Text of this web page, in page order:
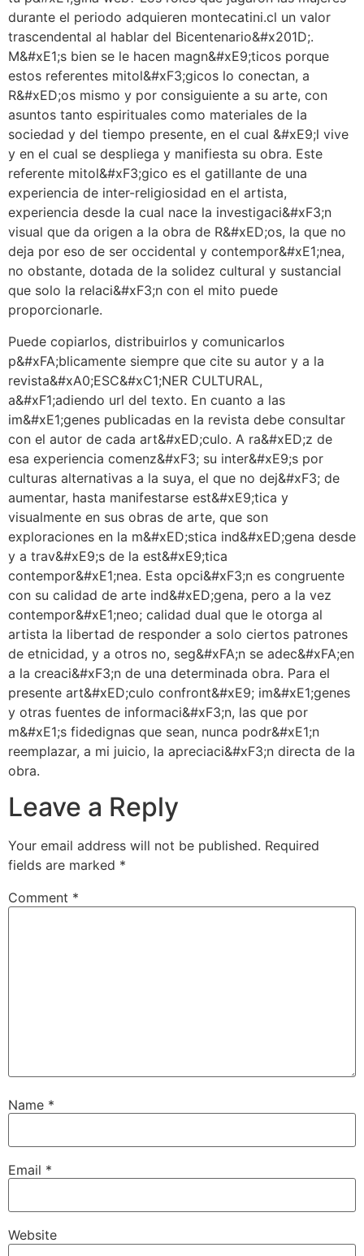
durante el periodo adquieren montecatini.cl un valor
trascendental al hablar del Bicentenario&#x201D;.
M&#xE1;s bien se le hacen magn&#xE9;ticos porque
estos referentes mitol&#xF3;gicos lo conectan, a
R&#xED;os mismo y por consiguiente a su arte, con
asuntos tanto espirituales como materiales de la
sociedad y del tiempo presente, en el cual &#xE9;l vive
y en el cual se despliega y manifiesta su obra. Este
referente mitol&#xF3;gico es el gatillante de una
experiencia de inter-religiosidad en el artista,
experiencia desde la cual nace la investigaci&#xF3;n
visual que da origen a la obra de R&#xED;os, la que no
deja por eso de ser occidental y contempor&#xE1;nea,
no obstante, dotada de la solidez cultural y sustancial
que solo la relaci&#xF3;n con el mito puede
proporcionarle.
Puede copiarlos, distribuirlos y comunicarlos
p&#xFA;blicamente siempre que cite su autor y a la
revista&#xA0;ESC&#xC1;NER CULTURAL,
a&#xF1;adiendo url del texto. En cuanto a las
im&#xE1;genes publicadas en la revista debe consultar
con el autor de cada art&#xED;culo. A ra&#xED;z de
esa experiencia comenz&#xF3; su inter&#xE9;s por
culturas alternativas a la suya, el que no dej&#xF3; de
aumentar, hasta manifestarse est&#xE9;tica y
visualmente en sus obras de arte, que son
exploraciones en la m&#xED;stica ind&#xED;gena desde
y a trav&#xE9;s de la est&#xE9;tica
contempor&#xE1;nea. Esta opci&#xF3;n es congruente
con su calidad de arte ind&#xED;gena, pero a la vez
contempor&#xE1;neo; calidad dual que le otorga al
artista la libertad de responder a solo ciertos patrones
de etnicidad, y a otros no, seg&#xFA;n se adec&#xFA;en
a la creaci&#xF3;n de una determinada obra. Para el
presente art&#xED;culo confront&#xE9; im&#xE1;genes
y otras fuentes de informaci&#xF3;n, las que por
m&#xE1;s fidedignas que sean, nunca podr&#xE1;n
reemplazar, a mi juicio, la apreciaci&#xF3;n directa de la
obra.
Leave a Reply
Your email address will not be published. Required
fields are marked *
Comment *
Name *
Email *
Website